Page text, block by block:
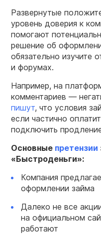
Развернутые
уровень доверия к
помогают
решение об
обязательно изучите
и форумах.
Например, на
комментариев —
пишут, что условия
если частично
подключить
Основные претензии
«Быстроденьги»:
Компания
оформлении займа
Далеко не все
на официальном
работают